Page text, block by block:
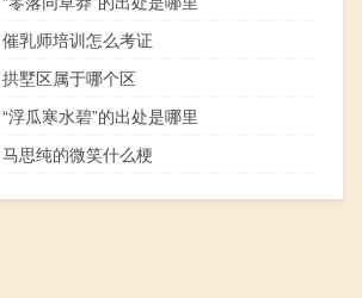
催乳师培训怎么考证
拱墅区属于哪个区
“浮瓜寒水碧”的出处是哪里
马思纯的微笑什么梗